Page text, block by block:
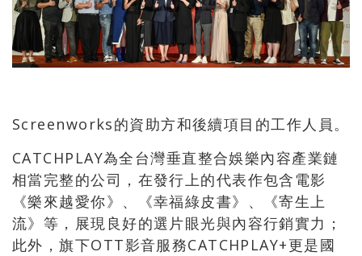
Screenworks的資助方和後續項目的工作人員。
CATCHPLAY為全台灣垂直整合娛樂內容產業鏈
相當完整的公司，在發行上的代表作包含電影
《樂來越愛你》、《幸福綠皮書》、《寄生上
流》等，展現良好的選片眼光與內容行銷實力；
此外，旗下OTT影音服務CATCHPLAY+更是國